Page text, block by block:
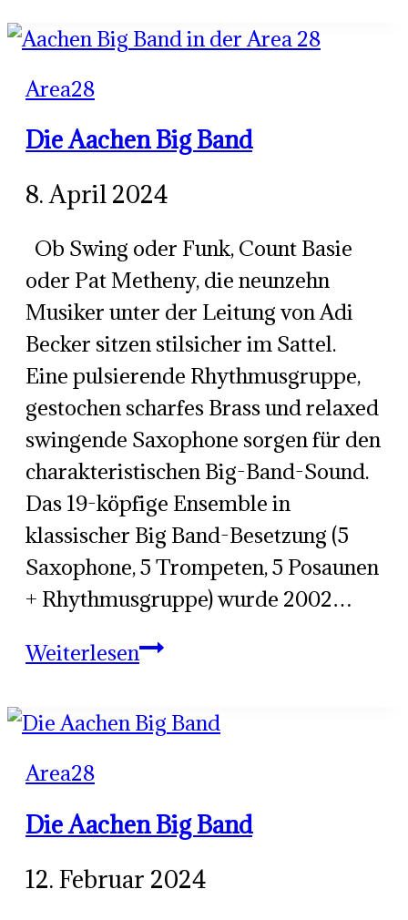
Big
Area28
Die Aachen Big Band
8. April 2024
Ob Swing oder Funk, Count Basie
oder Pat Metheny, die neunzehn
Musiker unter der Leitung von Adi
Becker sitzen stilsicher im Sattel.
Eine pulsierende Rhythmusgruppe,
gestochen scharfes Brass und relaxed
swingende Saxophone sorgen für den
charakteristischen Big-Band-Sound.
Das 19-köpfige Ensemble in
klassischer Big Band-Besetzung (5
Saxophone, 5 Trompeten, 5 Posaunen
+ Rhythmusgruppe) wurde 2002…
WeiterlesenDie
Big
Band
Area28
Die Aachen Big Band
12. Februar 2024